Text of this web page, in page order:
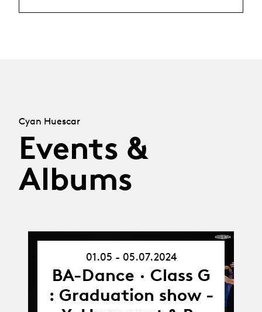
Cyan Huescar
Events &
Albums
01.05.24
-
05.07.24
01.05 - 05.07.2024
BA-Dance · Class G
: Graduation show -